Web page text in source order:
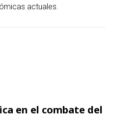
actuales.
en el combate del